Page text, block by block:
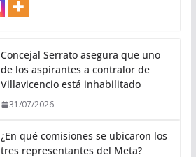
Concejal Serrato asegura que uno
de los aspirantes a contralor de
Villavicencio está inhabilitado
31/07/2026
¿En qué comisiones se ubicaron los
tres representantes del Meta?